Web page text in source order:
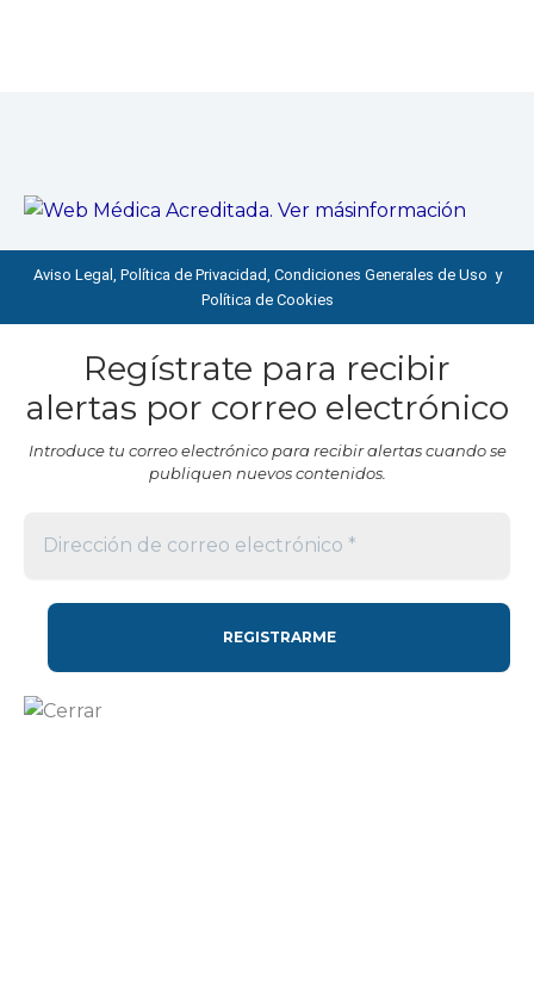
Aviso Legal, Política de Privacidad, Condiciones Generales de Uso y
Política de Cookies
Regístrate para recibir
alertas por correo electrónico
Introduce tu correo electrónico para recibir alertas cuando se
publiquen nuevos contenidos.